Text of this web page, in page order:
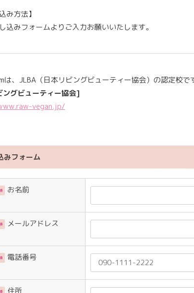
み方法】
込みフォームよりご入力お願いいたします。
は、JLBA（日本リビングビューティー協会）の認定校で
ングビューティー協会]
vegan.jp/
みフォーム
お名前
メールアドレス
電話番号
住所